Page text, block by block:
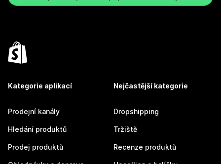
Kategorie aplikací
Prodejní kanály
Hledání produktů
Prodej produktů
Nejčastější kategorie
Dropshipping
Tržiště
Recenze produktů